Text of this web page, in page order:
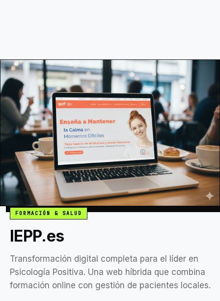
FORMACIÓN & SALUD
IEPP.es
Transformación digital completa para el líder en
Psicología Positiva. Una web híbrida que combina
formación online con gestión de pacientes locales.